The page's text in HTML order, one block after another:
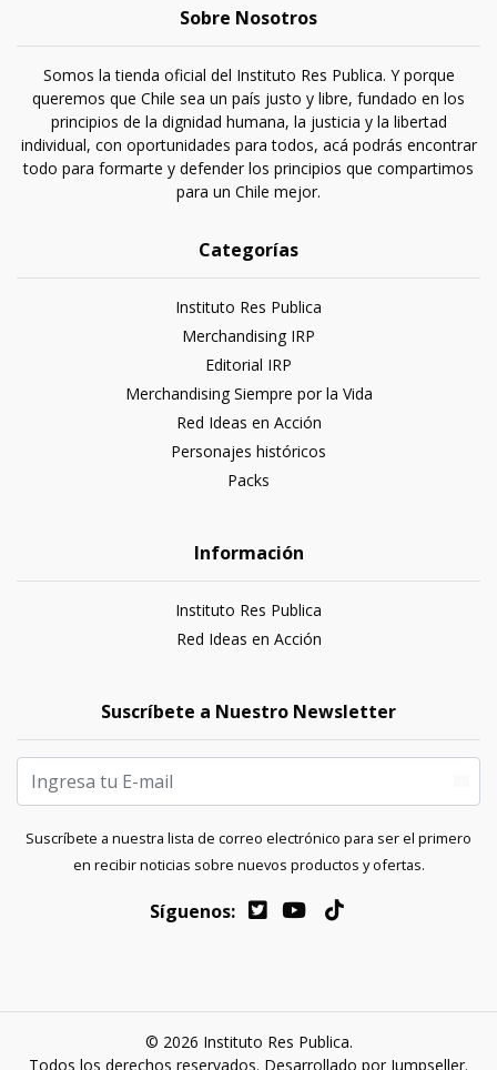
Sobre Nosotros
Somos la tienda oficial del Instituto Res Publica. Y porque
queremos que Chile sea un país justo y libre, fundado en los
principios de la dignidad humana, la justicia y la libertad
individual, con oportunidades para todos, acá podrás encontrar
todo para formarte y defender los principios que compartimos
para un Chile mejor.
Categorías
Instituto Res Publica
Merchandising IRP
Editorial IRP
Merchandising Siempre por la Vida
Red Ideas en Acción
Personajes históricos
Packs
Información
Instituto Res Publica
Red Ideas en Acción
Suscríbete a Nuestro Newsletter
Suscríbete a nuestra lista de correo electrónico para ser el primero
en recibir noticias sobre nuevos productos y ofertas.
Síguenos:
© 2026 Instituto Res Publica.
Todos los derechos reservados. Desarrollado por Jumpseller.